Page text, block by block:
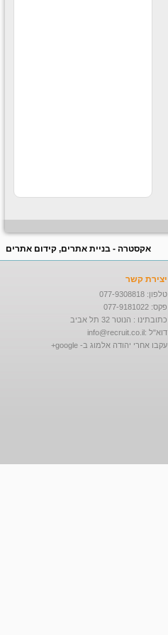
אקסטרה - בניית אתרים, קידום אתרים
יצירת קשר
טלפון: 077-9308818
פקס: 077-9181022
כתובתינו : הנוטר 32 תל אביב
דוא"ל :info@recruit.co.il
עקבו אחרי יהודה אלמוג ב- google+